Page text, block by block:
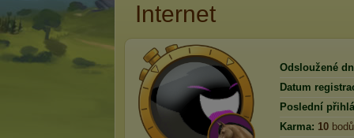
Internet
Odsloužené
Datum
Poslední
Karma: 10 bodů